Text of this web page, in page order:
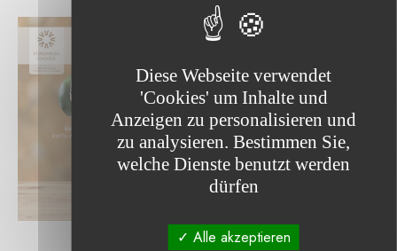
Diese Webseite verwendet
'Cookies' um Inhalte und
Anzeigen zu personalisieren und
zu analysieren. Bestimmen Sie,
welche Dienste benutzt werden
dürfen
Alle akzeptieren